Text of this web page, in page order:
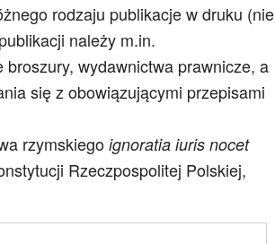
rodzaju publikacje w druku (nie
należy m.in.
broszury, wydawnictwa prawnicze, a
się z obowiązującymi przepisami
rzymskiego ignoratia iuris nocet
Rzeczpospolitej Polskiej,